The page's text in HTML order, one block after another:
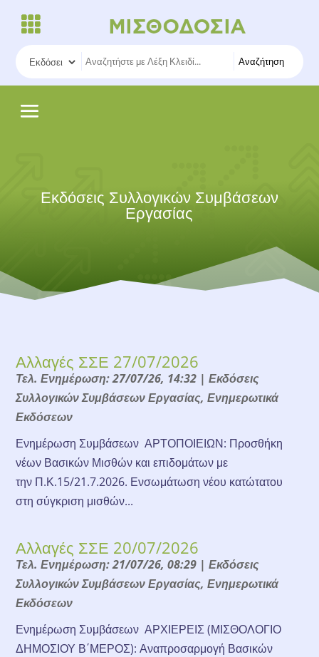
Αναζήτηση
Εκδόσεις Συλλογικών Συμβάσεων
Εργασίας
Αλλαγές ΣΣΕ 27/07/2026
Τελ. Ενημέρωση: 27/07/26, 14:32 |Εκδόσεις
Συλλογικών Συμβάσεων Εργασίας,Ενημερωτικά
Εκδόσεων
Ενημέρωση Συμβάσεων ΑΡΤΟΠΟΙΕΙΩΝ: Προσθήκη
νέων Βασικών Μισθών και επιδομάτων με
την Π.Κ.15/21.7.2026. Ενσωμάτωση νέου κατώτατου
στη σύγκριση μισθών...
Αλλαγές ΣΣΕ 20/07/2026
Τελ. Ενημέρωση: 21/07/26, 08:29 |Εκδόσεις
Συλλογικών Συμβάσεων Εργασίας,Ενημερωτικά
Εκδόσεων
Ενημέρωση Συμβάσεων ΑΡΧΙΕΡΕΙΣ (ΜΙΣΘΟΛΟΓΙΟ
ΔΗΜΟΣΙΟΥ Β΄ΜΕΡΟΣ): Αναπροσαρμογή Βασικών